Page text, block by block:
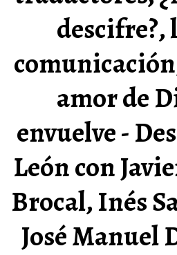
descifre?,
amor de
envuelve -
León con
Brocal, Inés
José Manuel